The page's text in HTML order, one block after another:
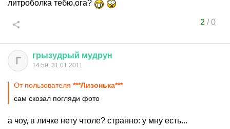
литроболка тебю,ога?
2 /0
Г грызудрый мудрун
14:59, 31.01.2011
От пользователя ***Лизонька***
сам скозал погляди фото
а чоу, в личке нету чтоле? странно: у мну есть...